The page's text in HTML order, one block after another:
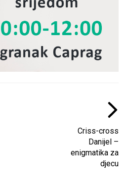
Criss-cross
Danijel –
enigmatika za
djecu